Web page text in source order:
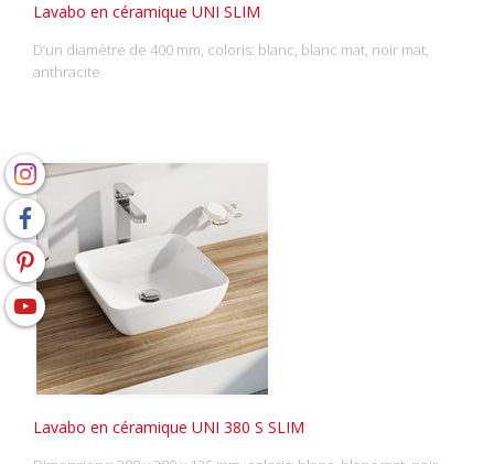
Lavabo en céramique UNI SLIM
D’un diamètre de 400 mm, coloris: blanc, blanc mat, noir mat,
anthracite
Lavabo en céramique UNI 380 S SLIM